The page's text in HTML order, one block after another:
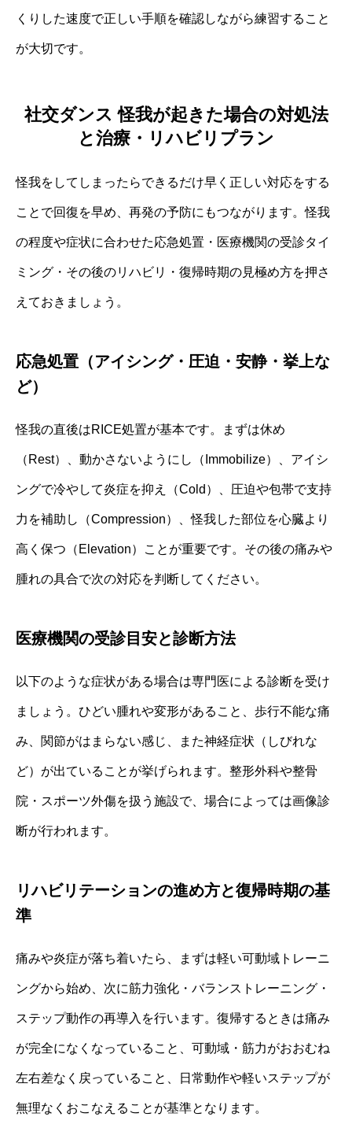
くりした速度で正しい手順を確認しながら練習すること
が大切です。
社交ダンス 怪我が起きた場合の対処法
と治療・リハビリプラン
怪我をしてしまったらできるだけ早く正しい対応をする
ことで回復を早め、再発の予防にもつながります。怪我
の程度や症状に合わせた応急処置・医療機関の受診タイ
ミング・その後のリハビリ・復帰時期の見極め方を押さ
えておきましょう。
応急処置（アイシング・圧迫・安静・挙上な
ど）
怪我の直後はRICE処置が基本です。まずは休め
（Rest）、動かさないようにし（Immobilize）、アイシ
ングで冷やして炎症を抑え（Cold）、圧迫や包帯で支持
力を補助し（Compression）、怪我した部位を心臓より
高く保つ（Elevation）ことが重要です。その後の痛みや
腫れの具合で次の対応を判断してください。
医療機関の受診目安と診断方法
以下のような症状がある場合は専門医による診断を受け
ましょう。ひどい腫れや変形があること、歩行不能な痛
み、関節がはまらない感じ、また神経症状（しびれな
ど）が出ていることが挙げられます。整形外科や整骨
院・スポーツ外傷を扱う施設で、場合によっては画像診
断が行われます。
リハビリテーションの進め方と復帰時期の基
準
痛みや炎症が落ち着いたら、まずは軽い可動域トレーニ
ングから始め、次に筋力強化・バランストレーニング・
ステップ動作の再導入を行います。復帰するときは痛み
が完全になくなっていること、可動域・筋力がおおむね
左右差なく戻っていること、日常動作や軽いステップが
無理なくおこなえることが基準となります。